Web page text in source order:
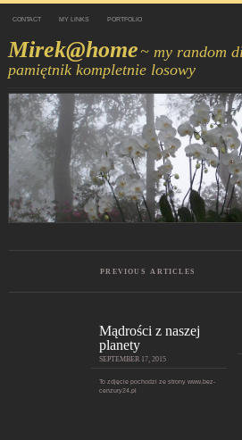
CONTACT MY LINKS PORTFOLIO
Mirek@home~ my random
pamiętnik kompletnie losowy
PREVIOUS ARTICLES
Mądrości z naszej
planety
SEPTEMBER 17, 2015
To zdjęcie pochodzi ze strony www.bez-
cenzury24.pl